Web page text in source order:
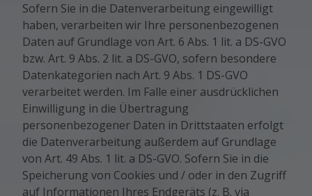
Sofern Sie in die Datenverarbeitung eingewilligt
haben, verarbeiten wir Ihre personenbezogenen
Daten auf Grundlage von Art. 6 Abs. 1 lit. a DS-GVO
bzw. Art. 9 Abs. 2 lit. a DS-GVO, sofern besondere
Datenkategorien nach Art. 9 Abs. 1 DS-GVO
verarbeitet werden. Im Falle einer ausdrücklichen
Einwilligung in die Übertragung
personenbezogener Daten in Drittstaaten erfolgt
die Datenverarbeitung außerdem auf Grundlage
von Art. 49 Abs. 1 lit. a DS-GVO. Sofern Sie in die
Speicherung von Cookies und / oder in den Zugriff
auf Informationen Ihres Endgeräts (z. B. via